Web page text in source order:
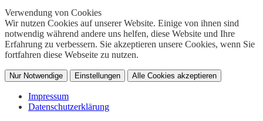
Verwendung von Cookies
Wir nutzen Cookies auf unserer Website. Einige von ihnen sind
notwendig während andere uns helfen, diese Website und Ihre
Erfahrung zu verbessern. Sie akzeptieren unsere Cookies, wenn Sie
fortfahren diese Webseite zu nutzen.
Nur Notwendige Einstellungen Alle Cookies akzeptieren
Impressum
Datenschutzerklärung